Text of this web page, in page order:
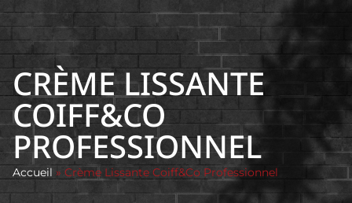
CRÈME LISSANTE
COIFF&CO
PROFESSIONNEL
Accueil » Crème Lissante Coiff&Co Professionnel